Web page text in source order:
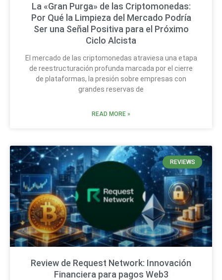
La «Gran Purga» de las Criptomonedas:
Por Qué la Limpieza del Mercado Podría
Ser una Señal Positiva para el Próximo
Ciclo Alcista
El mercado de las criptomonedas atraviesa una etapa
de reestructuración profunda marcada por el cierre
de plataformas, la presión sobre empresas con
grandes reservas de
READ MORE »
REVIEWS
Review de Request Network: Innovación
Financiera para pagos Web3